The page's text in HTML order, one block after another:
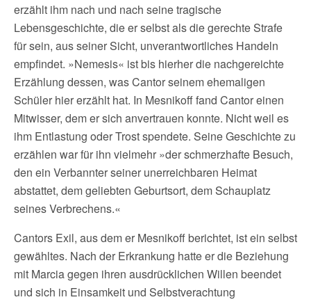
erzählt ihm nach und nach seine tragische
Lebensgeschichte, die er selbst als die gerechte Strafe
für sein, aus seiner Sicht, unverantwortliches Handeln
empfindet. »Nemesis« ist bis hierher die nachgereichte
Erzählung dessen, was Cantor seinem ehemaligen
Schüler hier erzählt hat. In Mesnikoff fand Cantor einen
Mitwisser, dem er sich anvertrauen konnte. Nicht weil es
ihm Entlastung oder Trost spendete. Seine Geschichte zu
erzählen war für ihn vielmehr »der schmerzhafte Besuch,
den ein Verbannter seiner unerreichbaren Heimat
abstattet, dem geliebten Geburtsort, dem Schauplatz
seines Verbrechens.«
Cantors Exil, aus dem er Mesnikoff berichtet, ist ein selbst
gewähltes. Nach der Erkrankung hatte er die Beziehung
mit Marcia gegen ihren ausdrücklichen Willen beendet
und sich in Einsamkeit und Selbstverachtung